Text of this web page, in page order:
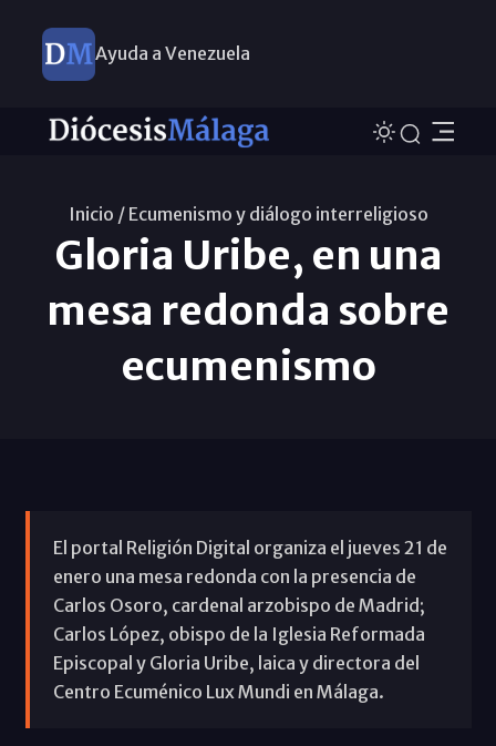
Ayuda a Venezuela
Inicio / Ecumenismo y diálogo interreligioso
Gloria Uribe, en una
mesa redonda sobre
ecumenismo
El portal Religión Digital organiza el jueves 21 de
enero una mesa redonda con la presencia de
Carlos Osoro, cardenal arzobispo de Madrid;
Carlos López, obispo de la Iglesia Reformada
Episcopal y Gloria Uribe, laica y directora del
Centro Ecuménico Lux Mundi en Málaga.